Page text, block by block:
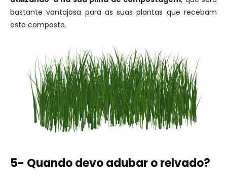
bastante vantajosa para as suas plantas que recebam
este composto.
5- Quando devo adubar o relvado?